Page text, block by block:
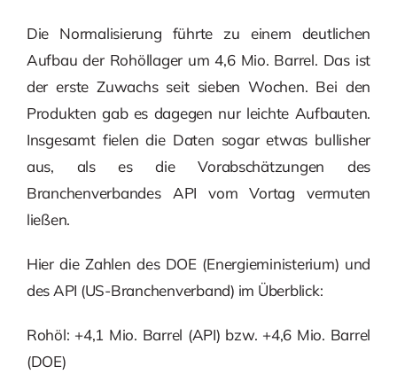
Die Normalisierung führte zu einem deutlichen
Aufbau der Rohöllager um 4,6 Mio. Barrel. Das ist
der erste Zuwachs seit sieben Wochen. Bei den
Produkten gab es dagegen nur leichte Aufbauten.
Insgesamt fielen die Daten sogar etwas bullisher
aus, als es die Vorabschätzungen des
Branchenverbandes API vom Vortag vermuten
ließen.
Hier die Zahlen des DOE (Energieministerium) und
des API (US-Branchenverband) im Überblick:
Rohöl: +4,1 Mio. Barrel (API) bzw. +4,6 Mio. Barrel
(DOE)